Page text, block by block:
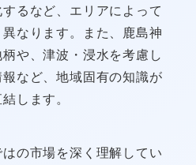
るなど、エリアによって
なります。また、鹿島神
や、津波・浸水を考慮し
など、地域固有の知識が
します。
の市場を深く理解してい